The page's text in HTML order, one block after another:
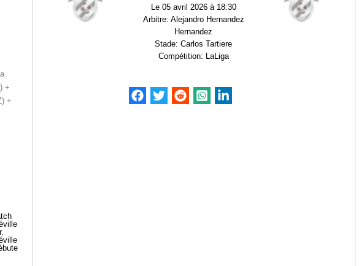
+
+
Le 05 avril 2026 à 18:30
Arbitre: Alejandro Hernandez
Hernandez
Stade: Carlos Tartiere
Compétition: LaLiga